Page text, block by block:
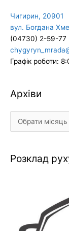
Чигирин, 20901
вул. Богдана
(04730) 2-59-77
Графік роботи:
Архіви
Архіви
Розклад